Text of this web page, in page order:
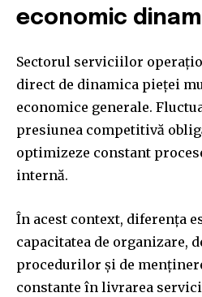
economic
Sectorul serviciilor
direct de dinamica pieței
economice generale.
presiunea competitivă
optimizeze constant
internă.
În acest context, diferența
capacitatea de organizare,
procedurilor și de
constante în livrarea